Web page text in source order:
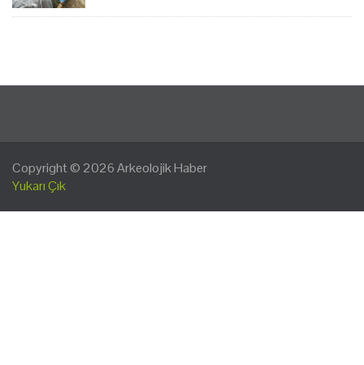
Copyright © 2026Arkeolojik Haber
Yukarı Çık